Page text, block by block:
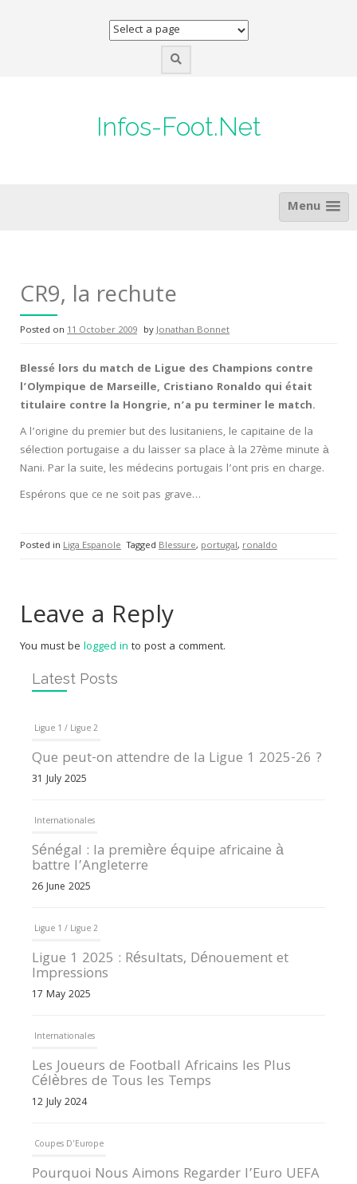
Infos-Foot.Net
Menu
CR9, la rechute
Posted on 11 October 2009 byJonathan Bonnet
Blessé lors du match de Ligue des Champions contre
l’Olympique de Marseille, Cristiano Ronaldo qui était
titulaire contre la Hongrie, n’a pu terminer le match.
A l’origine du premier but des lusitaniens, le capitaine de la
sélection portugaise a du laisser sa place à la 27ème minute à
Nani. Par la suite, les médecins portugais l’ont pris en charge.
Espérons que ce ne soit pas grave…
Posted in Liga Espanole Tagged Blessure, portugal, ronaldo
Leave a Reply
You must be logged in to post a comment.
Latest Posts
Ligue 1 / Ligue 2
Que peut-on attendre de la Ligue 1 2025-26 ?
31 July 2025
Internationales
Sénégal : la première équipe africaine à
battre l’Angleterre
26 June 2025
Ligue 1 / Ligue 2
Ligue 1 2025 : Résultats, Dénouement et
Impressions
17 May 2025
Internationales
Les Joueurs de Football Africains les Plus
Célèbres de Tous les Temps
12 July 2024
Coupes D'Europe
Pourquoi Nous Aimons Regarder l’Euro UEFA